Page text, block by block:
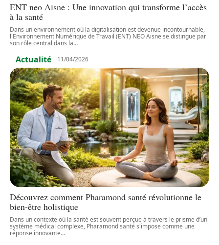
ENT neo Aisne : Une innovation qui transforme l’accès
à la santé
Dans un environnement où la digitalisation est devenue incontournable,
l'Environnement Numérique de Travail (ENT) NEO Aisne se distingue par
son rôle central dans la…
Actualité 11/04/2026
Découvrez comment Pharamond santé révolutionne le
bien-être holistique
Dans un contexte où la santé est souvent perçue à travers le prisme d’un
système médical complexe, Pharamond santé s'impose comme une
réponse innovante…